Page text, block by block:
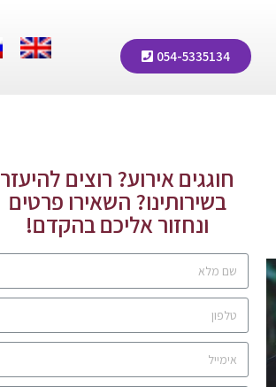
054-5335134
חוגגים אירוע? רוצים להיעזר
בשירותינו? השאירו פרטים
ונחזור אליכם בהקדם!